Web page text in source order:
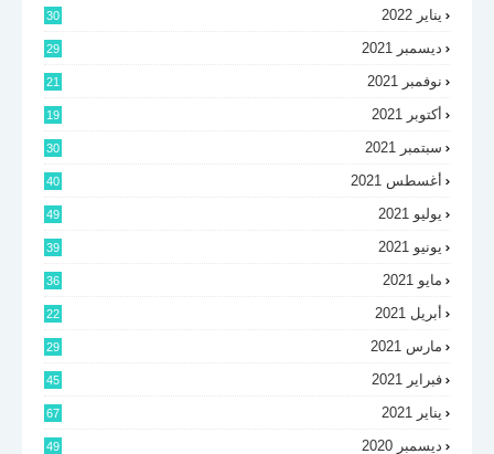
يناير 2022 30
ديسمبر 2021 29
نوفمبر 2021 21
أكتوبر 2021 19
سبتمبر 2021 30
أغسطس 2021 40
يوليو 2021 49
يونيو 2021 39
مايو 2021 36
أبريل 2021 22
مارس 2021 29
فبراير 2021 45
يناير 2021 67
ديسمبر 2020 49